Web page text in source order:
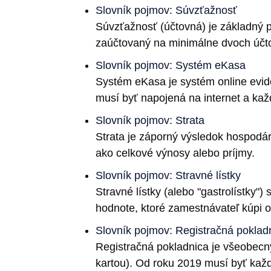
Slovník pojmov: Súvzťažnosť
Súvzťažnosť (účtovná) je základný
zaúčtovaný na minimálne dvoch
Slovník pojmov: Systém eKasa
Systém eKasa je systém online
musí byť napojená na internet a
Slovník pojmov: Strata
Strata je záporný výsledok
ako celkové výnosy alebo príjmy.
Slovník pojmov: Stravné lístky
Stravné lístky (alebo "gastrolístky")
hodnote, ktoré zamestnávateľ kúpi
Slovník pojmov: Registračná
Registračná pokladnica je
kartou). Od roku 2019 musí byť